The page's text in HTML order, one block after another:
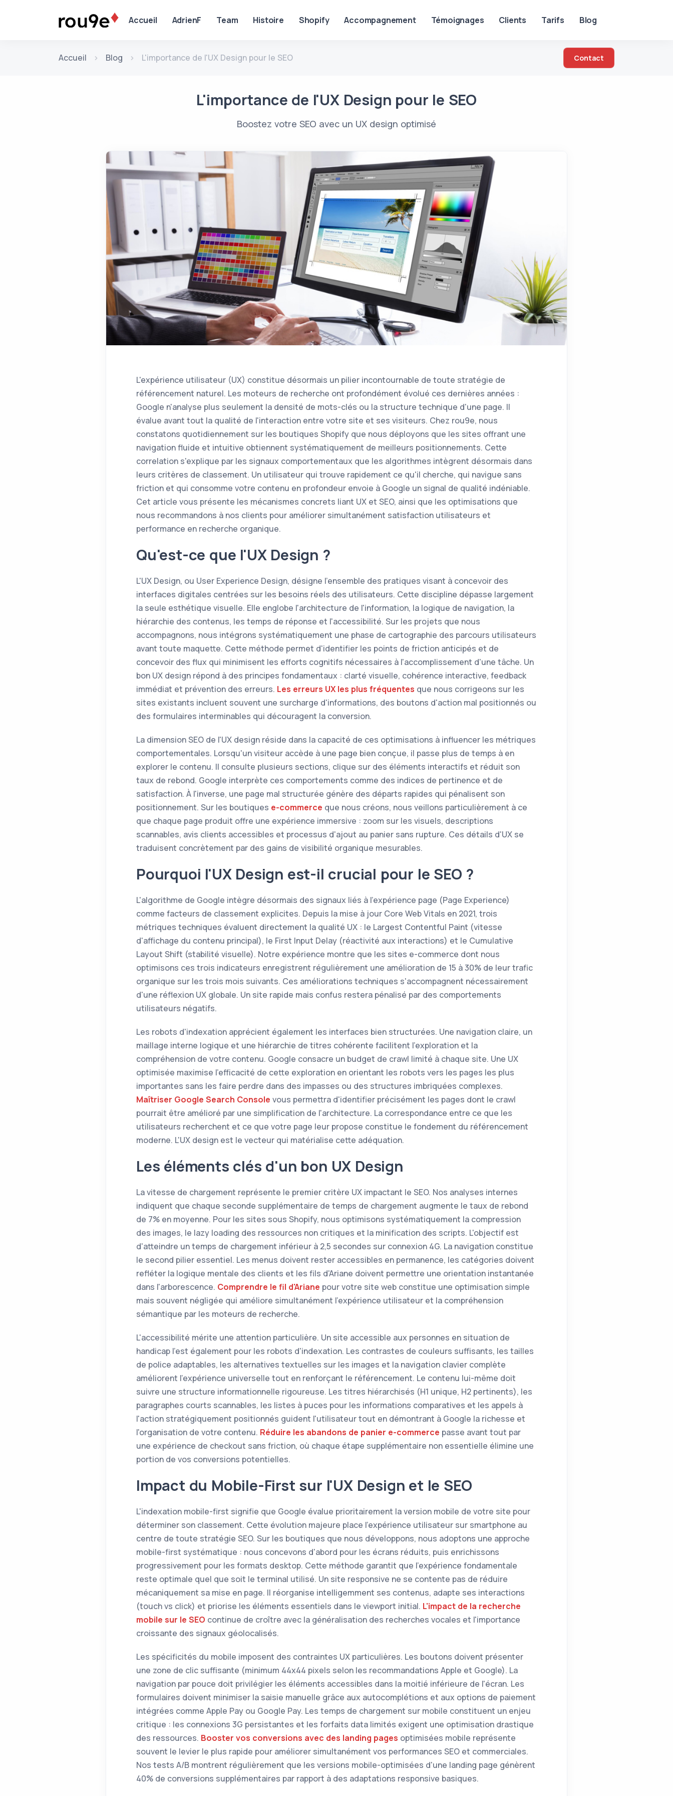
Accueil
AdrienF Team Histoire Shopify Accompagnement Témoignages Clients Tarifs Blog
Accueil Blog L'importance de l'UX Design pour le SEO Contact
L'importance de l'UX Design pour le SEO
Boostez votre SEO avec un UX design optimisé
L'expérience utilisateur (UX) constitue désormais un pilier incontournable de toute stratégie de
référencement naturel. Les moteurs de recherche ont profondément évolué ces dernières années :
Google n'analyse plus seulement la densité de mots-clés ou la structure technique d'une page. Il
évalue avant tout la qualité de l'interaction entre votre site et ses visiteurs. Chez rou9e, nous
constatons quotidiennement sur les boutiques Shopify que nous déployons que les sites offrant une
navigation fluide et intuitive obtiennent systématiquement de meilleurs positionnements. Cette
correlation s'explique par les signaux comportementaux que les algorithmes intègrent désormais dans
leurs critères de classement. Un utilisateur qui trouve rapidement ce qu'il cherche, qui navigue sans
friction et qui consomme votre contenu en profondeur envoie à Google un signal de qualité indéniable.
Cet article vous présente les mécanismes concrets liant UX et SEO, ainsi que les optimisations que
nous recommandons à nos clients pour améliorer simultanément satisfaction utilisateurs et
performance en recherche organique.
Qu'est-ce que l'UX Design ?
L'UX Design, ou User Experience Design, désigne l'ensemble des pratiques visant à concevoir des
interfaces digitales centrées sur les besoins réels des utilisateurs. Cette discipline dépasse largement
la seule esthétique visuelle. Elle englobe l'architecture de l'information, la logique de navigation, la
hiérarchie des contenus, les temps de réponse et l'accessibilité. Sur les projets que nous
accompagnons, nous intégrons systématiquement une phase de cartographie des parcours utilisateurs
avant toute maquette. Cette méthode permet d'identifier les points de friction anticipés et de
concevoir des flux qui minimisent les efforts cognitifs nécessaires à l'accomplissement d'une tâche. Un
bon UX design répond à des principes fondamentaux : clarté visuelle, cohérence interactive, feedback
immédiat et prévention des erreurs. Les erreurs UX les plus fréquentes que nous corrigeons sur les
sites existants incluent souvent une surcharge d'informations, des boutons d'action mal positionnés ou
des formulaires interminables qui découragent la conversion.
La dimension SEO de l'UX design réside dans la capacité de ces optimisations à influencer les métriques
comportementales. Lorsqu'un visiteur accède à une page bien conçue, il passe plus de temps à en
explorer le contenu. Il consulte plusieurs sections, clique sur des éléments interactifs et réduit son
taux de rebond. Google interprète ces comportements comme des indices de pertinence et de
satisfaction. À l'inverse, une page mal structurée génère des départs rapides qui pénalisent son
positionnement. Sur les boutiques e-commerce que nous créons, nous veillons particulièrement à ce
que chaque page produit offre une expérience immersive : zoom sur les visuels, descriptions
scannables, avis clients accessibles et processus d'ajout au panier sans rupture. Ces détails d'UX se
traduisent concrètement par des gains de visibilité organique mesurables.
Pourquoi l'UX Design est-il crucial pour le SEO ?
L'algorithme de Google intègre désormais des signaux liés à l'expérience page (Page Experience)
comme facteurs de classement explicites. Depuis la mise à jour Core Web Vitals en 2021, trois
métriques techniques évaluent directement la qualité UX : le Largest Contentful Paint (vitesse
d'affichage du contenu principal), le First Input Delay (réactivité aux interactions) et le Cumulative
Layout Shift (stabilité visuelle). Notre expérience montre que les sites e-commerce dont nous
optimisons ces trois indicateurs enregistrent régulièrement une amélioration de 15 à 30% de leur trafic
organique sur les trois mois suivants. Ces améliorations techniques s'accompagnent nécessairement
d'une réflexion UX globale. Un site rapide mais confus restera pénalisé par des comportements
utilisateurs négatifs.
Les robots d'indexation apprécient également les interfaces bien structurées. Une navigation claire, un
maillage interne logique et une hiérarchie de titres cohérente facilitent l'exploration et la
compréhension de votre contenu. Google consacre un budget de crawl limité à chaque site. Une UX
optimisée maximise l'efficacité de cette exploration en orientant les robots vers les pages les plus
importantes sans les faire perdre dans des impasses ou des structures imbriquées complexes.
Maîtriser Google Search Console vous permettra d'identifier précisément les pages dont le crawl
pourrait être amélioré par une simplification de l'architecture. La correspondance entre ce que les
utilisateurs recherchent et ce que votre page leur propose constitue le fondement du référencement
moderne. L'UX design est le vecteur qui matérialise cette adéquation.
Les éléments clés d'un bon UX Design
La vitesse de chargement représente le premier critère UX impactant le SEO. Nos analyses internes
indiquent que chaque seconde supplémentaire de temps de chargement augmente le taux de rebond
de 7% en moyenne. Pour les sites sous Shopify, nous optimisons systématiquement la compression
des images, le lazy loading des ressources non critiques et la minification des scripts. L'objectif est
d'atteindre un temps de chargement inférieur à 2,5 secondes sur connexion 4G. La navigation constitue
le second pilier essentiel. Les menus doivent rester accessibles en permanence, les catégories doivent
refléter la logique mentale des clients et les fils d'Ariane doivent permettre une orientation instantanée
dans l'arborescence. Comprendre le fil d'Ariane pour votre site web constitue une optimisation simple
mais souvent négligée qui améliore simultanément l'expérience utilisateur et la compréhension
sémantique par les moteurs de recherche.
L'accessibilité mérite une attention particulière. Un site accessible aux personnes en situation de
handicap l'est également pour les robots d'indexation. Les contrastes de couleurs suffisants, les tailles
de police adaptables, les alternatives textuelles sur les images et la navigation clavier complète
améliorent l'expérience universelle tout en renforçant le référencement. Le contenu lui-même doit
suivre une structure informationnelle rigoureuse. Les titres hiérarchisés (H1 unique, H2 pertinents), les
paragraphes courts scannables, les listes à puces pour les informations comparatives et les appels à
l'action stratégiquement positionnés guident l'utilisateur tout en démontrant à Google la richesse et
l'organisation de votre contenu. Réduire les abandons de panier e-commerce passe avant tout par
une expérience de checkout sans friction, où chaque étape supplémentaire non essentielle élimine une
portion de vos conversions potentielles.
Impact du Mobile-First sur l'UX Design et le SEO
L'indexation mobile-first signifie que Google évalue prioritairement la version mobile de votre site pour
déterminer son classement. Cette évolution majeure place l'expérience utilisateur sur smartphone au
centre de toute stratégie SEO. Sur les boutiques que nous développons, nous adoptons une approche
mobile-first systématique : nous concevons d'abord pour les écrans réduits, puis enrichissons
progressivement pour les formats desktop. Cette méthode garantit que l'expérience fondamentale
reste optimale quel que soit le terminal utilisé. Un site responsive ne se contente pas de réduire
mécaniquement sa mise en page. Il réorganise intelligemment ses contenus, adapte ses interactions
(touch vs click) et priorise les éléments essentiels dans le viewport initial. L'impact de la recherche
mobile sur le SEO continue de croître avec la généralisation des recherches vocales et l'importance
croissante des signaux géolocalisés.
Les spécificités du mobile imposent des contraintes UX particulières. Les boutons doivent présenter
une zone de clic suffisante (minimum 44x44 pixels selon les recommandations Apple et Google). La
navigation par pouce doit privilégier les éléments accessibles dans la moitié inférieure de l'écran. Les
formulaires doivent minimiser la saisie manuelle grâce aux autocomplétions et aux options de paiement
intégrées comme Apple Pay ou Google Pay. Les temps de chargement sur mobile constituent un enjeu
critique : les connexions 3G persistantes et les forfaits data limités exigent une optimisation drastique
des ressources. Booster vos conversions avec des landing pages optimisées mobile représente
souvent le levier le plus rapide pour améliorer simultanément vos performances SEO et commerciales.
Nos tests A/B montrent régulièrement que les versions mobile-optimisées d'une landing page génèrent
40% de conversions supplémentaires par rapport à des adaptations responsive basiques.